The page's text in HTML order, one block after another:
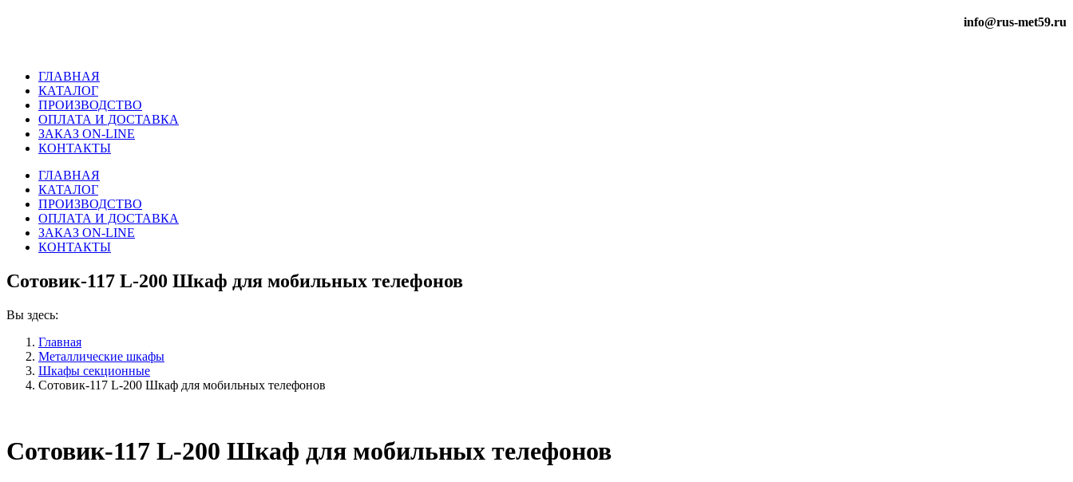
info@rus-met59.ru
ГЛАВНАЯ
КАТАЛОГ
ПРОИЗВОДСТВО
ОПЛАТА И ДОСТАВКА
ЗАКАЗ ON-LINE
КОНТАКТЫ
ГЛАВНАЯ
КАТАЛОГ
ПРОИЗВОДСТВО
ОПЛАТА И ДОСТАВКА
ЗАКАЗ ON-LINE
КОНТАКТЫ
Сотовик-117 L-200 Шкаф для мобильных телефонов
Вы здесь:
Главная
Металлические шкафы
Шкафы секционные
Сотовик-117 L-200 Шкаф для мобильных телефонов
Сотовик-117 L-200 Шкаф для мобильных телефонов